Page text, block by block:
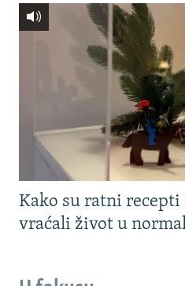
Kako su ratni
vraćali život u